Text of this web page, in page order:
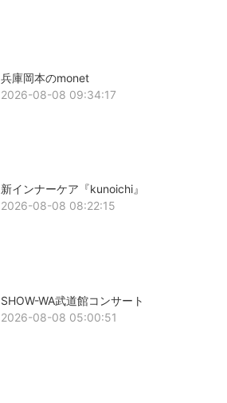
兵庫岡本のmonet
2026-08-08 09:34:17
新インナーケア『kunoichi』
2026-08-08 08:22:15
SHOW-WA武道館コンサート
2026-08-08 05:00:51